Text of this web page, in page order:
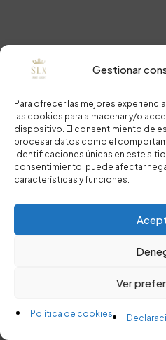
Gestionar
Para ofrecer las mejores
las cookies para almacenar y/o
dispositivo. El consentimiento de
procesar datos como el
identificaciones únicas en este
consentimiento, puede afectar
características y funciones.
Ver
Política de cookies